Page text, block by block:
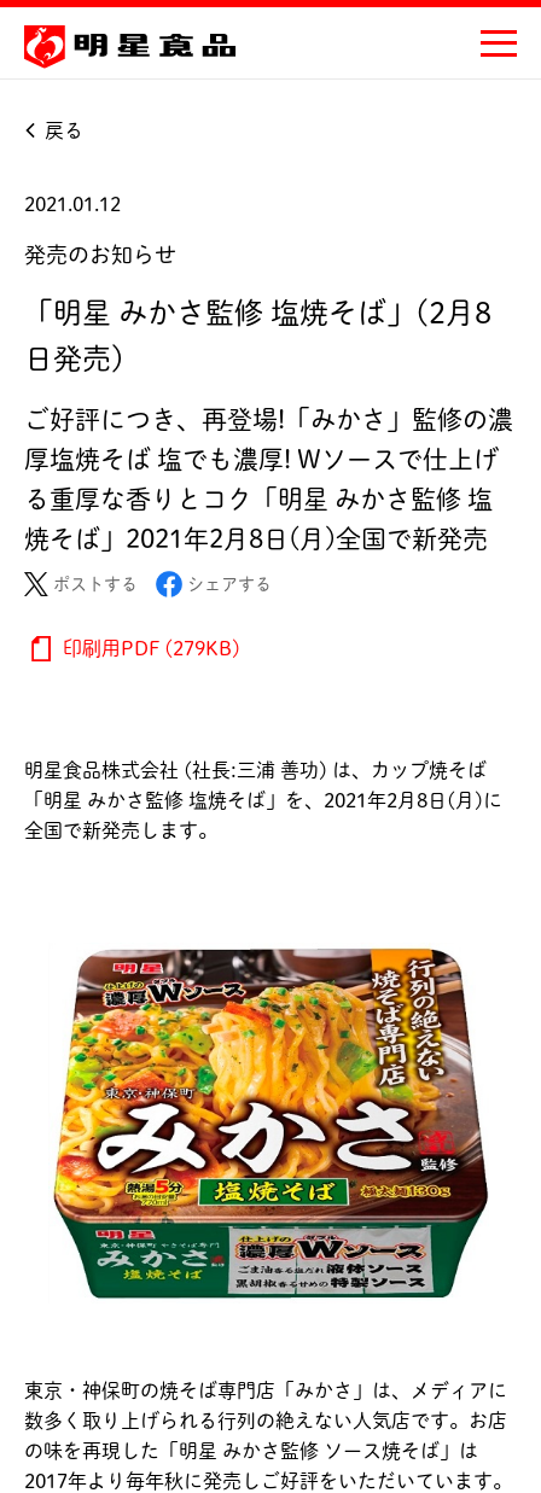
戻る
2021.01.12
発売のお知らせ
「明星 みかさ監修 塩焼そば」(2月8
日発売)
ご好評につき、再登場!「みかさ」監修の濃
厚塩焼そば 塩でも濃厚! Wソースで仕上げ
る重厚な香りとコク「明星 みかさ監修 塩
焼そば」2021年2月8日(月)全国で新発売
ポストする シェアする
印刷用PDF (279KB)
明星食品株式会社 (社長:三浦 善功) は、カップ焼そば
「明星 みかさ監修 塩焼そば」を、2021年2月8日(月)に
全国で新発売します。
東京・神保町の焼そば専門店「みかさ」は、メディアに
数多く取り上げられる行列の絶えない人気店です。お店
の味を再現した「明星 みかさ監修 ソース焼そば」は
2017年より毎年秋に発売しご好評をいただいています。